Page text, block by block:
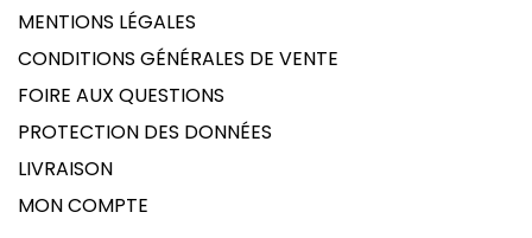
MENTIONS LÉGALES
CONDITIONS GÉNÉRALES DE VENTE
FOIRE AUX QUESTIONS
PROTECTION DES DONNÉES
LIVRAISON
MON COMPTE